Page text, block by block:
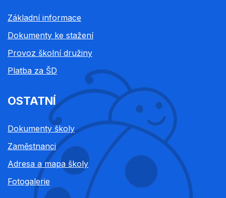
Základní informace
Dokumenty ke stažení
Provoz školní družiny
Platba za ŠD
OSTATNÍ
Dokumenty školy
Zaměstnanci
Adresa a mapa školy
Fotogalerie